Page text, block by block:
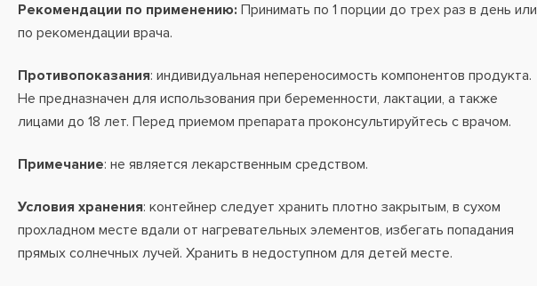
Рекомендации по применению: Принимать по 1 порции до трех раз в день или
по рекомендации врача.
Противопоказания: индивидуальная непереносимость компонентов продукта.
Не предназначен для использования при беременности, лактации, а также
лицами до 18 лет. Перед приемом препарата проконсультируйтесь с врачом.
Примечание: не является лекарственным средством.
Условия хранения: контейнер следует хранить плотно закрытым, в сухом
прохладном месте вдали от нагревательных элементов, избегать попадания
прямых солнечных лучей. Хранить в недоступном для детей месте.